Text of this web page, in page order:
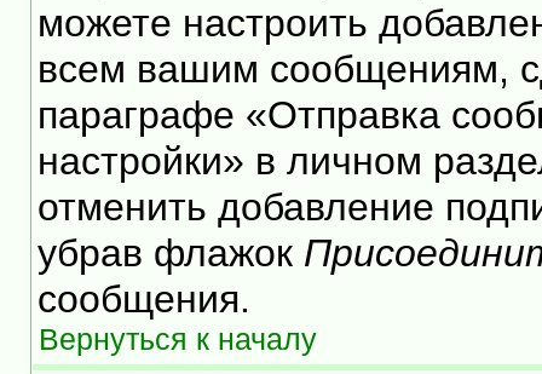
можете настроить
всем вашим сообщениям,
параграфе «Отправка
настройки» в личном
отменить добавление
убрав флажок
сообщения.
Вернуться к началу